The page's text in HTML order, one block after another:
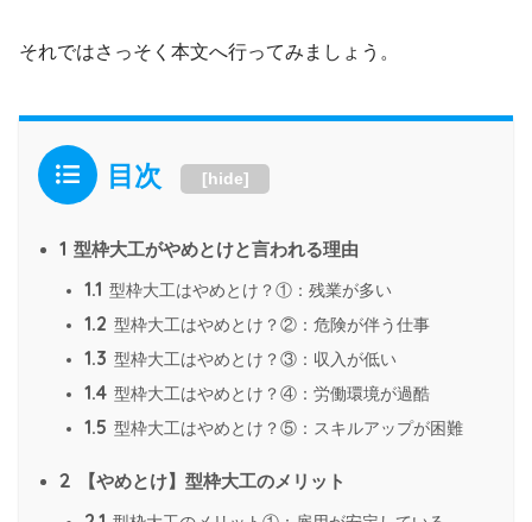
それではさっそく本文へ行ってみましょう。
目次 [hide]
1 型枠大工がやめとけと言われる理由
1.1 型枠大工はやめとけ？①：残業が多い
1.2 型枠大工はやめとけ？②：危険が伴う仕事
1.3 型枠大工はやめとけ？③：収入が低い
1.4 型枠大工はやめとけ？④：労働環境が過酷
1.5 型枠大工はやめとけ？⑤：スキルアップが困難
2 【やめとけ】型枠大工のメリット